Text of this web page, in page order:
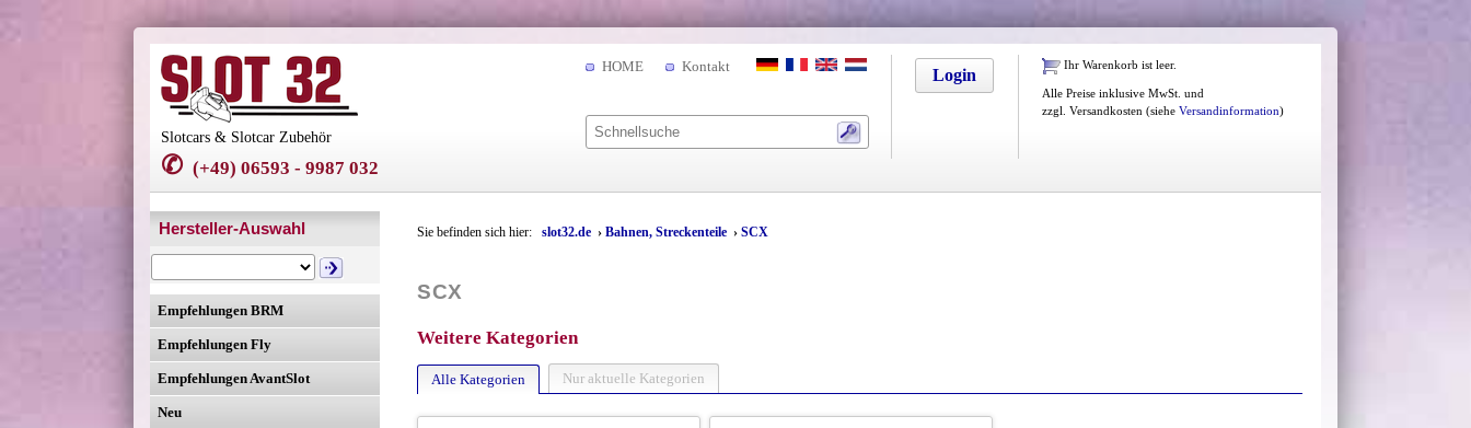
Slotcars & Slotcar Zubehör
✆ (+49) 06593 - 9987 032
Ihr Warenkorb ist leer.
Alle Preise inklusive MwSt. und
zzgl. Versandkosten (siehe Versandinformation)
Login
HOME Kontakt
Hersteller-Auswahl
Empfehlungen BRM
Empfehlungen Fly
Empfehlungen AvantSlot
Neu
Sie befinden sich hier:slot32.de ›Bahnen, Streckenteile ›SCX
SCX
Weitere Kategorien
Alle Kategorien Nur aktuelle Kategorien